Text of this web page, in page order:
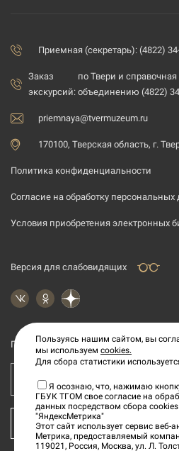
Приемная (секретарь): (4822)
Заказ
экскурсий:
по Твери и
объединению (4822)
priemnaya@tvermuzeum.ru
170100, Тверская область, г.
Политика конфиденциальности
Согласие на обработку
Условия приобретения электронных
Версия для слабовидящих
Подпишитесь на рассылку новостей
Ваш e-mail адрес
КУПИТЬ
Пользуясь нашим сайтом, вы
мы используем cookies.
Для сбора статистики
Я осознаю, что, нажимаю
ГБУК ТГОМ свое согласие на
данных посредством сбора cookies
"ЯндексМетрика"
Этот сайт использует сервис веб-
Метрика, предоставляемый
119021, Россия, Москва, ул. Л.